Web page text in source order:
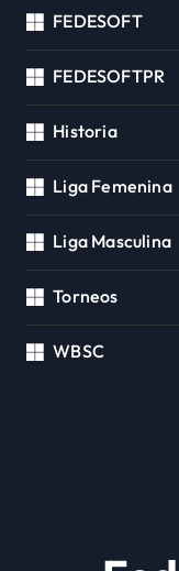
FEDESOFT
FEDESOFTPR
Historia
Liga Femenina
Liga Masculina
Torneos
WBSC